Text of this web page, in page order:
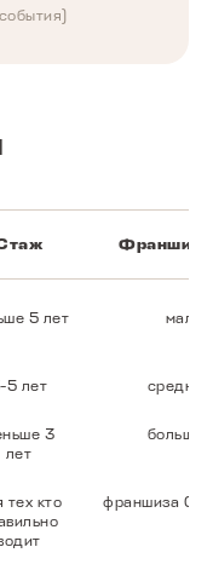
Франшиза
5 лет малая
5 лет средняя
3
лет
большая
тех кто
франшиза 0**